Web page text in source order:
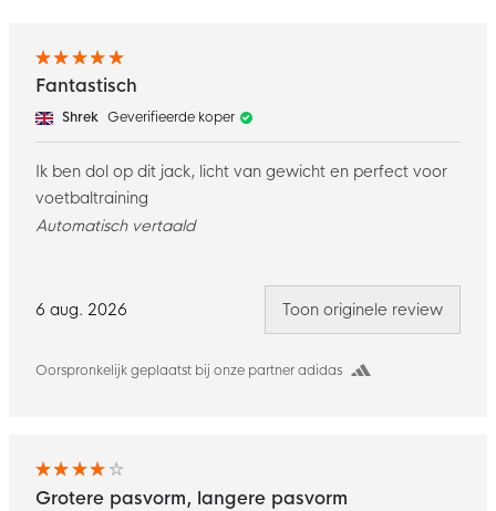
6 aug. 2026
Oorspronkelijk geplaatst bij onze partner adidas
Fantastisch
Shrek Geverifieerde koper
Ik ben dol op dit jack, licht van gewicht en perfect voor
voetbaltraining
Automatisch vertaald
Toon originele review
Grotere pasvorm, langere pasvorm